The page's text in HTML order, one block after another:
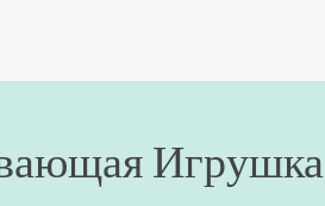
Игрушка